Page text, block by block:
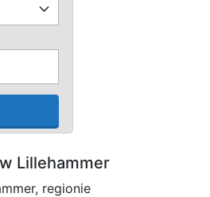
Lillehammer
regionie